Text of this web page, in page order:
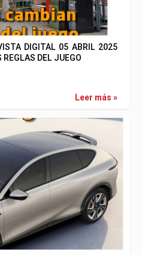
DIGITAL 05 ABRIL 2025
DEL JUEGO
Leer más »